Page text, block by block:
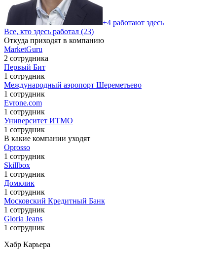
+4 работают здесь
Все, кто здесь работал (23)
Откуда приходят в компанию
MarketGuru
2 сотрудника
Первый Бит
1 сотрудник
Международный аэропорт Шереметьево
1 сотрудник
Evrone.com
1 сотрудник
Университет ИТМО
1 сотрудник
В какие компании уходят
Oprosso
1 сотрудник
Skillbox
1 сотрудник
Домклик
1 сотрудник
Московский Кредитный Банк
1 сотрудник
Gloria Jeans
1 сотрудник
Хабр Карьера